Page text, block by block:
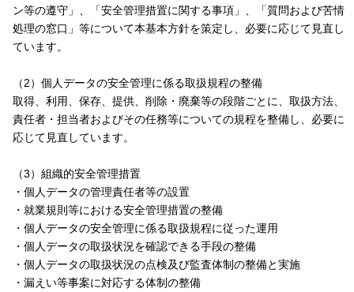
ン等の遵守」、「安全管理措置に関する事項」、「質問および苦情
処理の窓口」等について本基本方針を策定し、必要に応じて見直し
ています。
（2）個人データの安全管理に係る取扱規程の整備
取得、利用、保存、提供、削除・廃棄等の段階ごとに、取扱方法、
責任者・担当者およびその任務等についての規程を整備し、必要に
応じて見直しています。
（3）組織的安全管理措置
・個人データの管理責任者等の設置
・就業規則等における安全管理措置の整備
・個人データの安全管理に係る取扱規程に従った運用
・個人データの取扱状況を確認できる手段の整備
・個人データの取扱状況の点検及び監査体制の整備と実施
・漏えい等事案に対応する体制の整備